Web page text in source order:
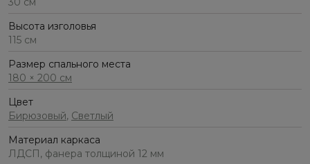
Высота изголовья
115 см
Размер спального места
180 × 200 см
Цвет
Бирюзовый, Светлый
Материал каркаса
ЛДСП, фанера толщиной 12 мм